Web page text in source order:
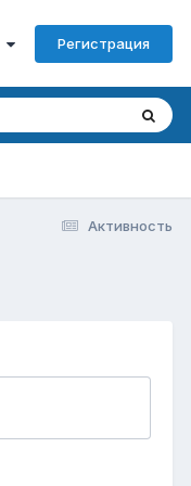
Регистрация
Активность